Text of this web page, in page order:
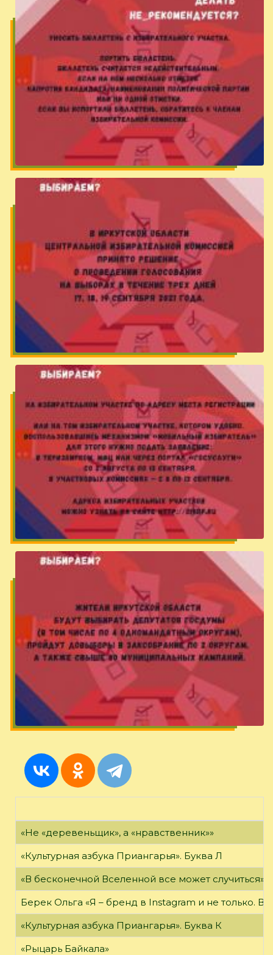
«Не «деревеньщик», а «нравственник»»
«Культурная азбука Приангарья». Буква Л
«В бесконечной Вселенной все может случиться»
Берек Ольга «Я – бренд в Instagram и не только.
«Культурная азбука Приангарья». Буква К
«Рыцарь Байкала»